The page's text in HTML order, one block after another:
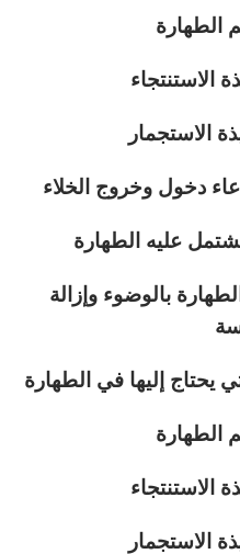
الطهارة
الاستنتجاء
الاستجمار
دخول وخروج الخلاء
عليه الطهارة
بالوضوء وإزالة
يحتاج إليها في الطهارة
الطهارة
الاستنتجاء
الاستجمار